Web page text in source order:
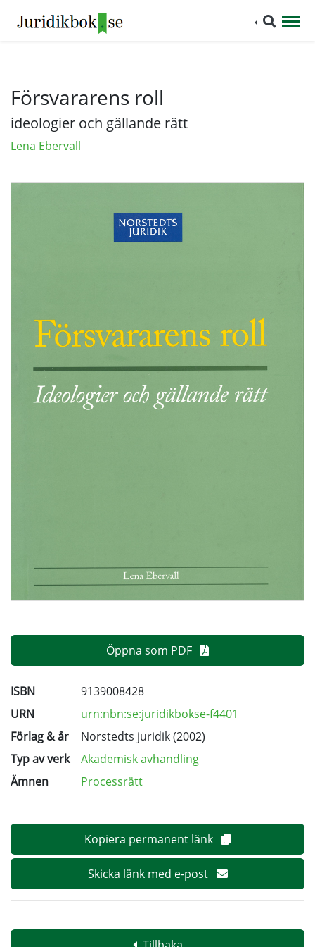
Försvararens roll
ideologier och gällande rätt
Lena Ebervall
Öppna som PDF
ISBN
9139008428
URN
urn:nbn:se:juridikbokse-f4401
Förlag & år
Norstedts juridik (2002)
Typ av verk
Akademisk avhandling
Ämnen
Processrätt
Kopiera permanent länk
Skicka länk med e-post